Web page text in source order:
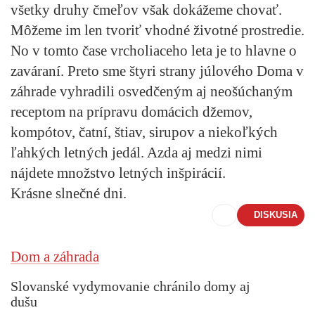
všetky druhy čmeľov však dokážeme chovať.
Môžeme im len tvoriť vhodné životné prostredie.
No v tomto čase vrcholiaceho leta je to hlavne o
zaváraní. Preto sme štyri strany júlového Doma v
záhrade vyhradili osvedčeným aj neošúchaným
receptom na prípravu domácich džemov,
kompótov, čatní, štiav, sirupov a niekoľkých
ľahkých letných jedál. Azda aj medzi nimi
nájdete množstvo letných inšpirácií.
Krásne slnečné dni.
DISKUSIA
Dom a záhrada
Slovanské vydymovanie chránilo domy aj
dušu